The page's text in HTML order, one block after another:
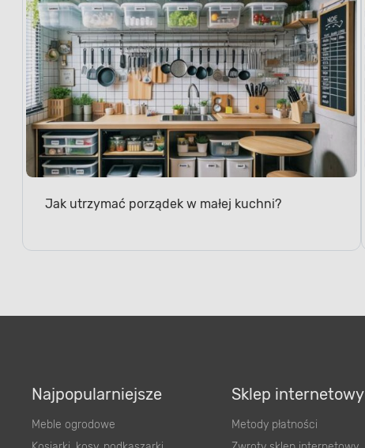
Jak utrzymać porządek w małej kuchni?
Najpopularniejsze
Meble ogrodowe
Sklep internetowy
Metody płatności